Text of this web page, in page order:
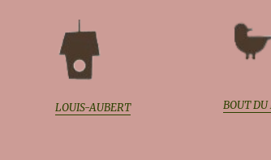
LOUIS-AUBERT BOUT